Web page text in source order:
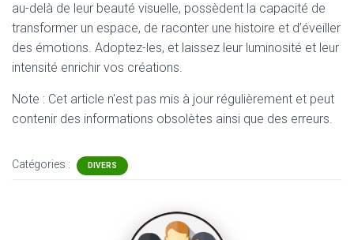
au-delà de leur beauté visuelle, possèdent la capacité de
transformer un espace, de raconter une histoire et d’éveiller
des émotions. Adoptez-les, et laissez leur luminosité et leur
intensité enrichir vos créations.
Note : Cet article n'est pas mis à jour régulièrement et peut
contenir des informations obsolètes ainsi que des erreurs.
Catégories : DIVERS